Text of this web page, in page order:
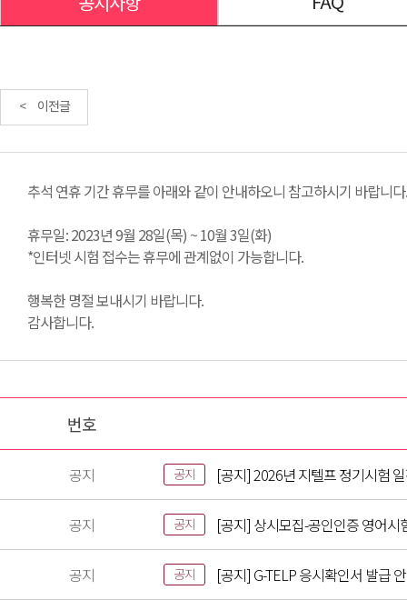
< 이전글
추석 연휴 기간 휴무를 아래와 같이 안내하오니 참고하시기 바랍니다.
휴무일: 2023년 9월 28일(목) ~ 10월 3일(화)
*인터넷 시험 접수는 휴무에 관계없이 가능합니다.
행복한 명절 보내시기 바랍니다.
감사합니다.
번호
공지 공지 [공지] 2026년 지텔프 정기시험
공지 공지 [공지] 상시모집-공인인증 영어시
공지 공지 [공지] G-TELP 응시확인서 발급